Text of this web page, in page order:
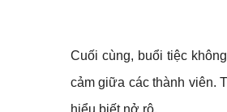
Cuối cùng, buổi tiệc
cảm giữa các thành viên.